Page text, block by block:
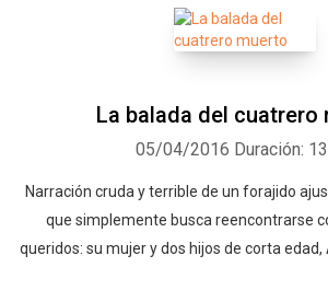
La balada del cuatrero
05/04/2016 Duración:
Narración cruda y terrible de un forajido
que simplemente busca reencontrarse
queridos: su mujer y dos hijos de corta edad,